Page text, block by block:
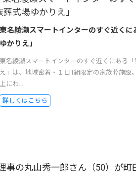
東名綾瀬スマートインターのすぐ近くに
ゆかりえ」
東名綾瀬スマートインターのすぐ近くにある「
え」は、地域密着・１日1組限定の家族葬施設
上にわ...
詳しくはこちら
の丸山秀一郎さん（50）が町